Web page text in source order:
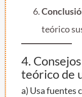
teórico
4.
teórico de
a) Usa fuentes